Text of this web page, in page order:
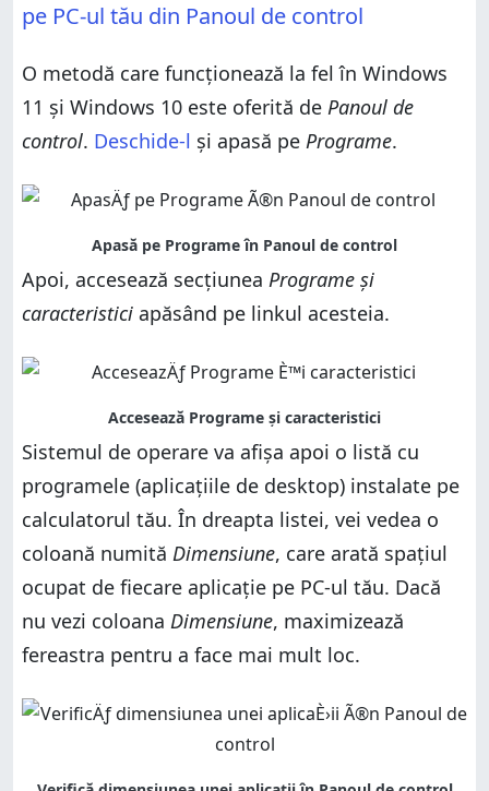
pe PC-ul tău din Panoul de control
O metodă care funcționează la fel în Windows
11 și Windows 10 este oferită de Panoul de
control. Deschide-l și apasă pe Programe.
Apoi, accesează secțiunea Programe și
caracteristici apăsând pe linkul acesteia.
Sistemul de operare va afișa apoi o listă cu
programele (aplicațiile de desktop) instalate pe
calculatorul tău. În dreapta listei, vei vedea o
coloană numită Dimensiune, care arată spațiul
ocupat de fiecare aplicație pe PC-ul tău. Dacă
nu vezi coloana Dimensiune, maximizează
fereastra pentru a face mai mult loc.